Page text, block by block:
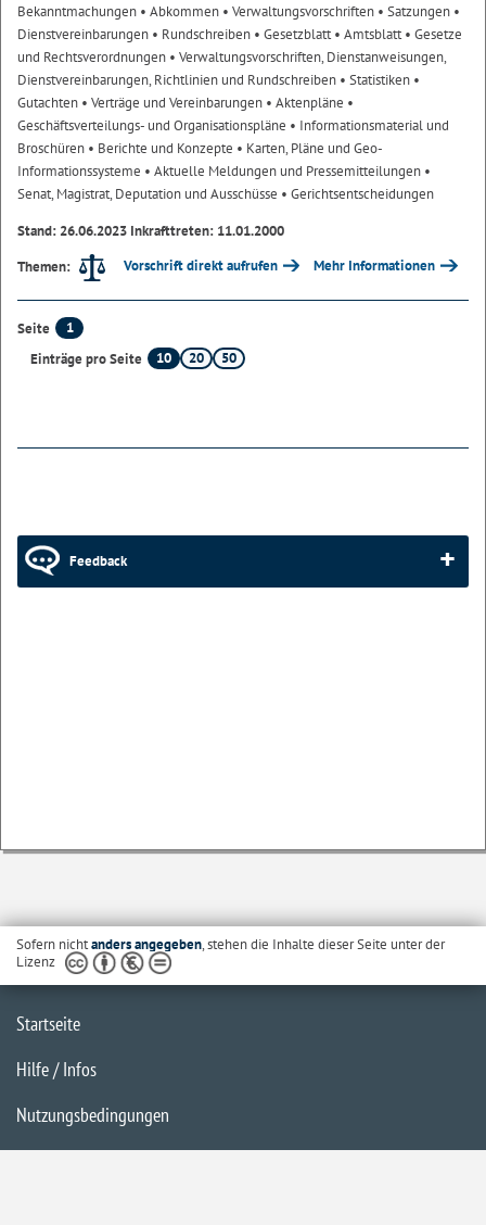
Bekanntmachungen • Abkommen • Verwaltungsvorschriften • Satzungen •
Dienstvereinbarungen • Rundschreiben • Gesetzblatt• Amtsblatt• Gesetze
und Rechtsverordnungen • Verwaltungsvorschriften, Dienstanweisungen,
Dienstvereinbarungen, Richtlinien und Rundschreiben • Statistiken •
Gutachten • Verträge und Vereinbarungen • Aktenpläne •
Geschäftsverteilungs- und Organisationspläne • Informationsmaterial und
Broschüren • Berichte und Konzepte • Karten, Pläne und Geo-
Informationssysteme • Aktuelle Meldungen und Pressemitteilungen •
Senat, Magistrat, Deputation und Ausschüsse • Gerichtsentscheidungen
Stand: 26.06.2023 Inkrafttreten: 11.01.2000
Themen:
Vorschrift direkt aufrufen Mehr Informationen
Seite
1
Einträge pro Seite
10 20 50
Feedback
Sofern nichtanders angegeben, stehen die Inhalte dieser Seite unter der
Lizenz
Startseite
Hilfe / Infos
Nutzungsbedingungen